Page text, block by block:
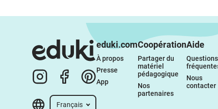
Français
eduki.com
À propos
Presse
App
Coopération
Partager du
matériel
pédagogique
Nos
partenaires
Aide
Questions
Nous
contacter